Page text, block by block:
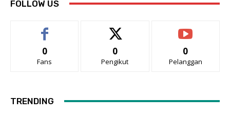
FOLLOW US
0
Fans
0
Pengikut
0
Pelanggan
TRENDING